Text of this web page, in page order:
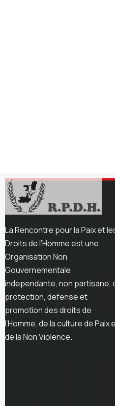
La Rencontre pour la Paix et
Droits de l’Homme est une
Organisation Non
Gouvernementale
independante, non partisane,
protection, defense et
promotion des droits de
l’Homme, de la culture de Paix
de la Non Violence.